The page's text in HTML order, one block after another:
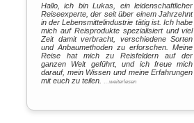
Hallo, ich bin Lukas, ein leidenschaftlicher
Reiseexperte, der seit über einem Jahrzehnt
in der Lebensmittelindustrie tätig ist. Ich habe
mich auf Reisprodukte spezialisiert und viel
Zeit damit verbracht, verschiedene Sorten
und Anbaumethoden zu erforschen. Meine
Reise hat mich zu Reisfeldern auf der
ganzen Welt geführt, und ich freue mich
darauf, mein Wissen und meine Erfahrungen
mit euch zu teilen.
…weiterlesen